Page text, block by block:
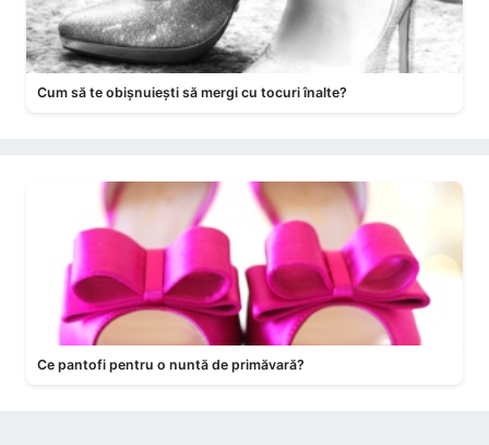
Cum să te obișnuiești să mergi cu tocuri înalte?
Ce pantofi pentru o nuntă de primăvară?